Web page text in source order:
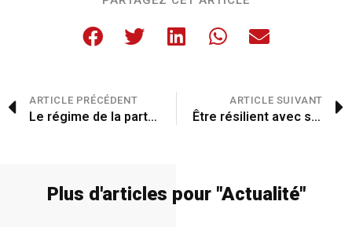
ARTICLE PRÉCÉDENT
Le régime de la participation aux acquets
ARTICLE SUIVANT
Être résilient avec ses énergies
Plus d'articles pour "Actualité"